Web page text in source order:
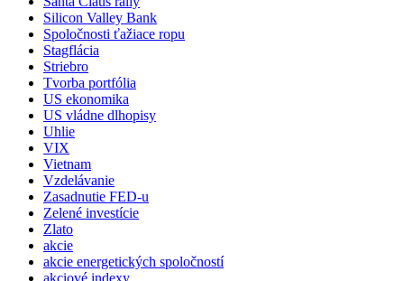
Silicon Valley Bank
Spoločnosti ťažiace ropu
Stagflácia
Striebro
Tvorba portfólia
US ekonomika
US vládne dlhopisy
Uhlie
VIX
Vietnam
Vzdelávanie
Zasadnutie FED-u
Zelené investície
Zlato
akcie
akcie energetických spoločností
akciové indexy